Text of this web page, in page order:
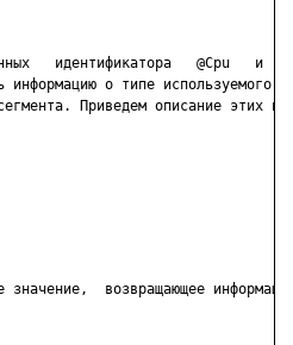
идентификатора   @Cpu   и
информацию о типе используемого
Приведем описание этих
значение,  возвращающее